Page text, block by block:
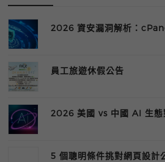
2026 資安漏洞解析：
員工旅遊休假公告
2026 美國 vs 中國 AI 生態
5 個聰明條件挑對網頁設計